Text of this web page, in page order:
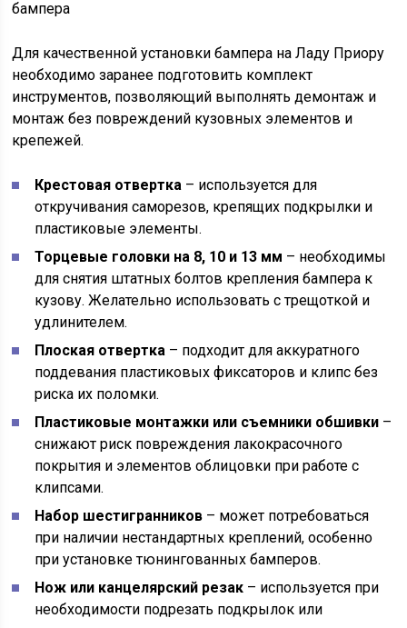
Для качественной установки бампера на Ладу Приору
необходимо заранее подготовить комплект
инструментов, позволяющий выполнять демонтаж и
монтаж без повреждений кузовных элементов и
крепежей.
Крестовая отвертка – используется для
откручивания саморезов, крепящих подкрылки и
пластиковые элементы.
Торцевые головки на 8, 10 и 13 мм – необходимы
для снятия штатных болтов крепления бампера к
кузову. Желательно использовать с трещоткой и
удлинителем.
Плоская отвертка – подходит для аккуратного
поддевания пластиковых фиксаторов и клипс без
риска их поломки.
Пластиковые монтажки или съемники обшивки –
снижают риск повреждения лакокрасочного
покрытия и элементов облицовки при работе с
клипсами.
Набор шестигранников – может потребоваться
при наличии нестандартных креплений, особенно
при установке тюнингованных бамперов.
Нож или канцелярский резак – используется при
необходимости подрезать подкрылок или